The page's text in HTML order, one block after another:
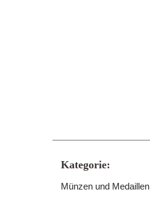
Kategorie:
Münzen und Medaillen